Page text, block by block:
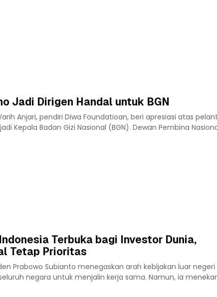
Jadi Dirigen Handal untuk BGN
Anjari, pendiri Diwa Foundatioan, beri apresiasi atas
Kepala Badan Gizi Nasional (BGN). Dewan Pembina
Terbuka bagi Investor Dunia,
Tetap Prioritas
Prabowo Subianto menegaskan arah kebijakan luar
negara untuk menjalin kerja sama. Namun, ia